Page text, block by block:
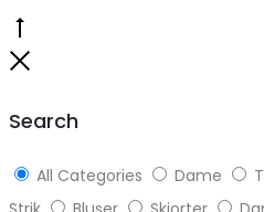
Search
All Categories Dame